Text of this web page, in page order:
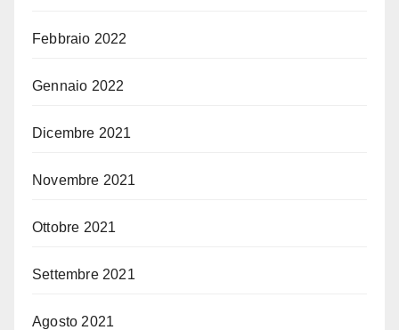
Febbraio 2022
Gennaio 2022
Dicembre 2021
Novembre 2021
Ottobre 2021
Settembre 2021
Agosto 2021